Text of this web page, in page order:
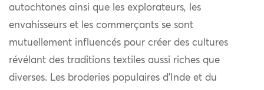
autochtones ainsi que les explorateurs, les
envahisseurs et les commerçants se sont
mutuellement influencés pour créer des cultures
révélant des traditions textiles aussi riches que
diverses. Les broderies populaires d’Inde et du